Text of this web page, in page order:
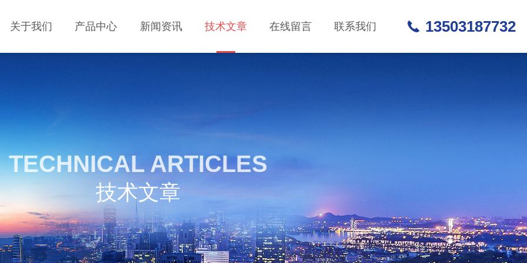
关于我们 产品中心 新闻资讯 技术文章 在线留言 联系我们 13503187732
TECHNICAL ARTICLES
技术文章